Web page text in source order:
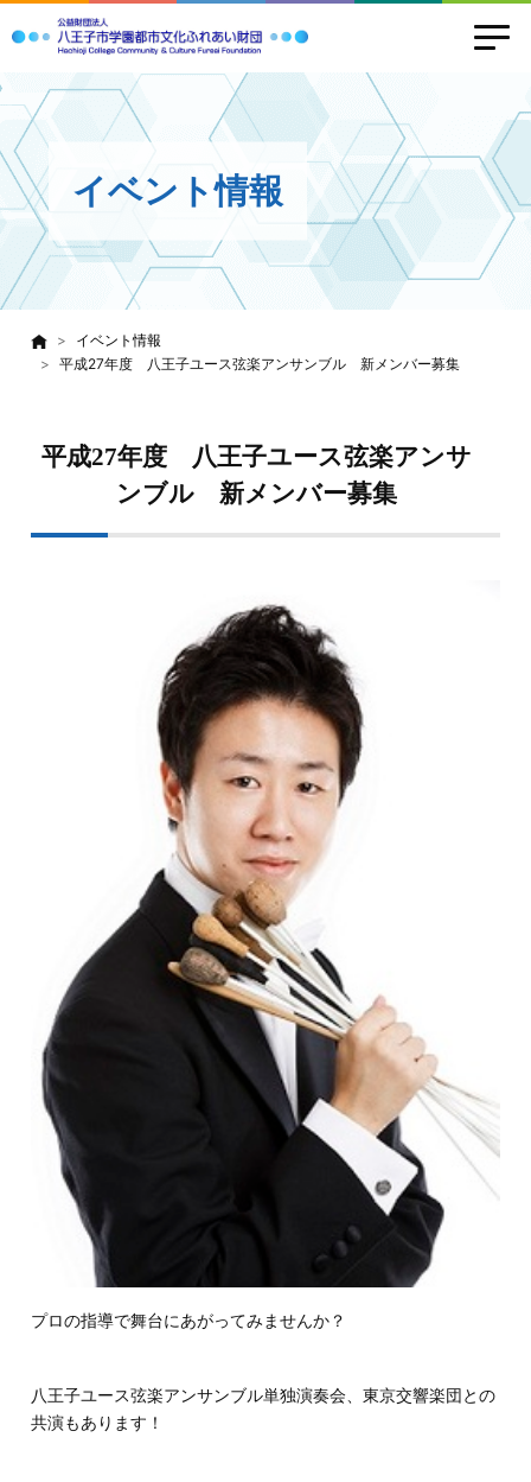
イベント情報
イベント情報
平成27年度 八王子ユース弦楽アンサンブル 新メンバー募集
平成27年度 八王子ユース弦楽アンサ
ンブル 新メンバー募集
プロの指導で舞台にあがってみませんか？
八王子ユース弦楽アンサンブル単独演奏会、東京交響楽団との
共演もあります！